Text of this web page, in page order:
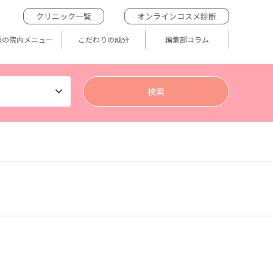
クリニック一覧 オンラインコスメ診断
院内メニュー こだわりの成分 編集部コラム